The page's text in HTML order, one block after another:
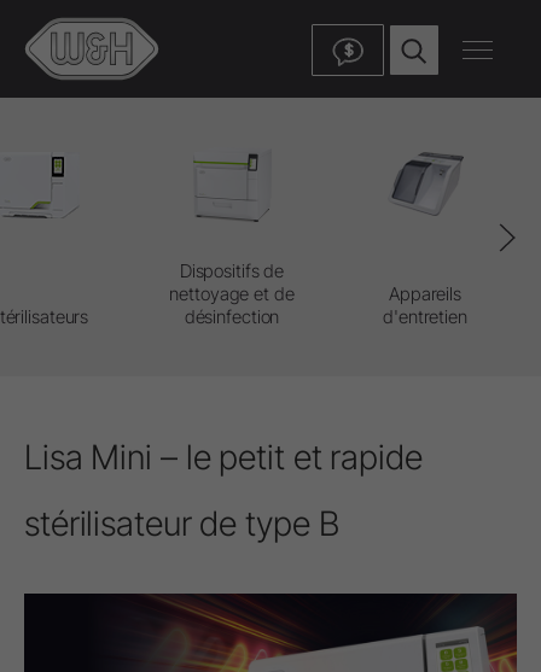
$
Dispositifs de
nettoyage et de
désinfection
Appareils
d'entretien
Lisa Mini – le petit et rapide
stérilisateur de type B